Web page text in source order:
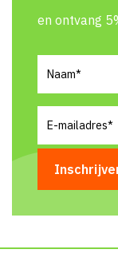
en ontvang
mailadres